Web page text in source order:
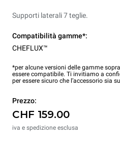
Supporti laterali 7 teglie.
Compatibilità gamme*:
CHEFLUX™
*per alcune versioni delle gamme
essere compatibile. Ti invitiamo a
per essere sicuro che l’accessorio sia
Prezzo:
CHF 159.00
iva e spedizione esclusa